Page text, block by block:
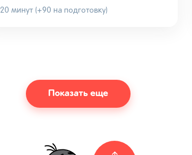
20 минут (+90 на подготовку)
Показать еще